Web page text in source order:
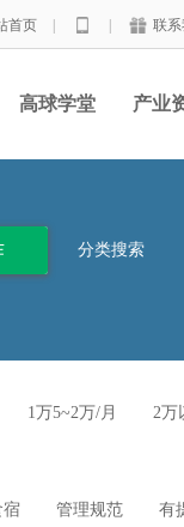
首页 联系
高球学堂 产业
分类搜索
1万5~2万/月 2万
宿 管理规范 有